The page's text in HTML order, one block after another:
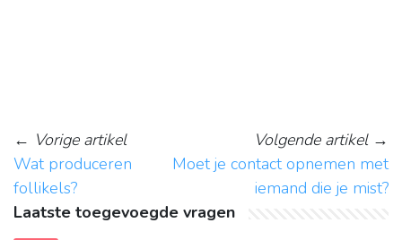
← Vorige artikel
Wat produceren
follikels?
Volgende artikel→
Moet je contact opnemen met
iemand die je mist?
Laatste toegevoegde vragen